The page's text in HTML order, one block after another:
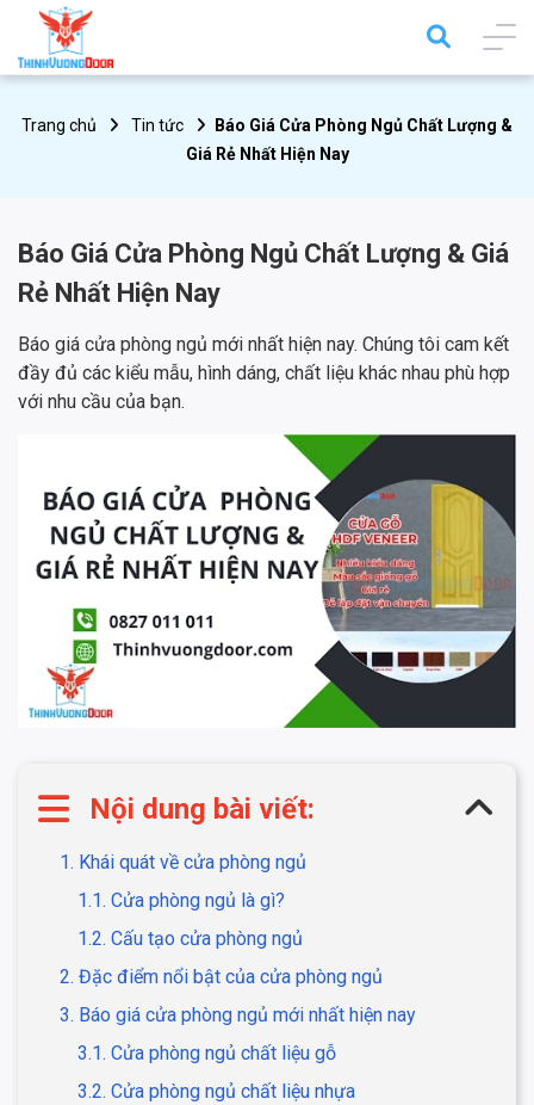
Trang chủ Tin tức
Báo Giá Cửa Phòng Ngủ Chất Lượng &
Giá Rẻ Nhất Hiện Nay
Báo Giá Cửa Phòng Ngủ Chất Lượng & Giá
Rẻ Nhất Hiện Nay
Báo giá cửa phòng ngủ mới nhất hiện nay. Chúng tôi cam kết
đầy đủ các kiểu mẫu, hình dáng, chất liệu khác nhau phù hợp
với nhu cầu của bạn.
Nội dung bài viết:
1. Khái quát về cửa phòng ngủ
1.1. Cửa phòng ngủ là gì?
1.2. Cấu tạo cửa phòng ngủ
2. Đặc điểm nổi bật của cửa phòng ngủ
3. Báo giá cửa phòng ngủ mới nhất hiện nay
3.1. Cửa phòng ngủ chất liệu gỗ
3.2. Cửa phòng ngủ chất liệu nhựa